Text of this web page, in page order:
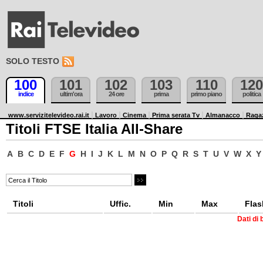
SOLO TESTO
100
indice
101
ultim'ora
102
24 ore
103
prima
110
primo piano
120
politica
www.servizitelevideo.rai.it Lavoro Cinema Prima serata Tv Almanacco
Titoli FTSE Italia All-Share
A B C D E F G H I J K L M N O P Q R S T U V W X Y
Titoli Uffic. Min Max
Dati di